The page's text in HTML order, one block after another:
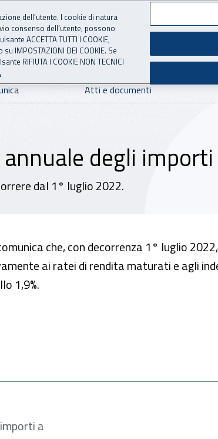
Atti e documenti
degli
dal 1° luglio 2022.
che, condecorrenza 1° luglio
ai ratei di rendita maturati e agli
1,9%.
a
dell’utente. I cookie di natura
consenso dell’utente, possono
ACCETTA TUTTI I COOKIE,
IMPOSTAZIONI DEI COOKIE. Se
RIFIUTA I COOKIE NON TECNICI